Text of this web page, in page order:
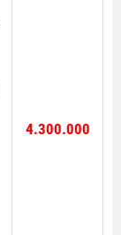
4.300.000